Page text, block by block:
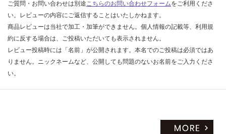
ご質問・お問い合わせは別途こちらのお問い合わせフォームをご利用くださ
い。レビューの内容にご返信することはいたしかねます。
商品レビューは当社で加工・加筆ができません。個人情報の記載等、利用規
約に反する場合は、ご投稿いただいても表示されません。
レビュー投稿時には「名前」が公開されます。本名でのご投稿は必須ではあ
りません。ニックネームなど、公開しても問題のないお名前をご入力くださ
い。